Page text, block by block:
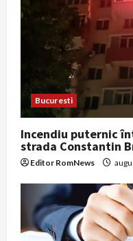
Bucuresti
Incendiu puternic
strada Constantin
Editor RomNews